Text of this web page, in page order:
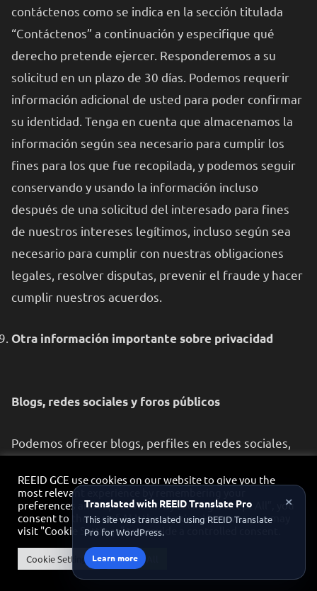
contáctenos como se indica en la sección titulada
“Contáctenos” a continuación y especifique qué
derecho pretende ejercer. Responderemos a su
solicitud en un plazo de 30 días. Podemos requerir
información adicional de usted para poder confirmar
su identidad. Tenga en cuenta que almacenamos la
información según sea necesario para cumplir los
fines para los que fue recopilada, y podemos seguir
conservando y usando la información incluso
después de una solicitud del interesado para fines
de nuestros intereses legítimos, incluso según sea
necesario para cumplir con nuestras obligaciones
legales, resolver disputas, prevenir el fraude y hacer
cumplir nuestros acuerdos.
Otra información importante sobre privacidad
Blogs, redes sociales y foros públicos
Podemos ofrecer blogs, perfiles en redes sociales,
públicos similares donde usted y otros usuarios de
nuestro Servicio puedan publicar contenido o
comunicarse de otro modo. Si publica información en
un foro público, asumiremos que pretende hacer
pública esa información. Podemos usar su nombre
REEID GCE use cookies on our website to give you the
most relevant experience by remembering your
preferences and repeat visits. By clicking “Accept All”, you
consent to the use of ALL the cookies. However, you may
visit "Cookie Settings" to provide a controlled consent.
Cookie Settings Accept All
×
Translated with REEID Translate Pro
This site was translated using REEID Translate
Pro for WordPress.
Learn more